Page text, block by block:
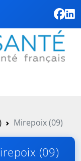
Mirepoix (09)
(09)